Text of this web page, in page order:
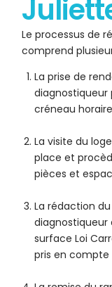
Le processus de
comprend
La prise de
diagnostiqueur
créneau
La visite du
place et
pièces et
La rédaction
surface Loi
pris en compte